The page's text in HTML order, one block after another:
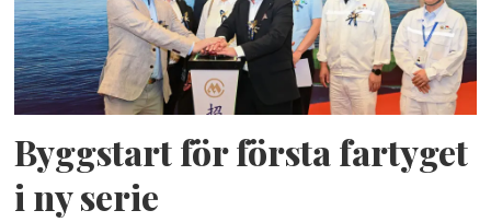
Byggstart för första fartyget
i ny serie